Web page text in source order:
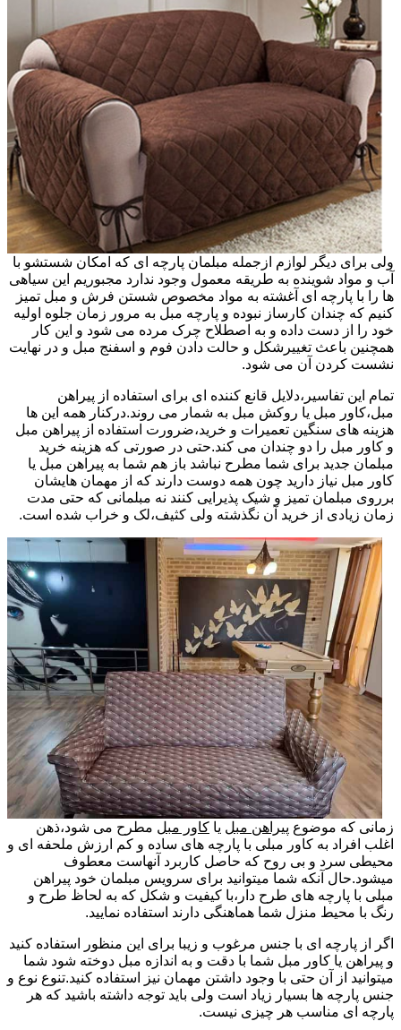
ولی برای دیگر لوازم ازجمله مبلمان پارچه ای که امکان شستشو با
آب و مواد شوینده به طریقه معمول وجود ندارد مجبوریم این سیاهی
ها را با پارچه ای آغشته به مواد مخصوص شستن فرش و مبل تمیز
کنیم که چندان کارساز نبوده و پارچه مبل به مرور زمان جلوه اولیه
خود را از دست داده و به اصطلاح چرک مرده می شود و این کار
همچنین باعث تغییرشکل و حالت دادن فوم و اسفنج مبل و در نهایت
نشست کردن آن می شود.
تمام این تفاسیر،دلایل قانع کننده ای برای استفاده از پیراهن
مبل،کاور مبل یا روکش مبل به شمار می روند.درکنار همه این ها
هزینه های سنگین تعمیرات و خرید،ضرورت استفاده از پیراهن مبل
و کاور مبل را دو چندان می کند.حتی در صورتی که هزینه خرید
مبلمان جدید برای شما مطرح نباشد باز هم شما به پیراهن مبل یا
کاور مبل نیاز دارید چون همه دوست دارند که از مهمان هایشان
برروی مبلمان تمیز و شیک پذیرایی کنند نه مبلمانی که حتی مدت
زمان زیادی از خرید آن نگذشته ولی کثیف،لک و خراب شده است.
زمانی که موضوع پیراهن مبل یا کاور مبل مطرح می شود،ذهن
اغلب افراد به کاور مبلی با پارچه های ساده و کم ارزش ملحفه ای و
محیطی سرد و بی روح که حاصل کاربرد آنهاست معطوف
میشود.حال آنکه شما میتوانید برای سرویس مبلمان خود پیراهن
مبلی با پارچه های طرح دار،با کیفیت و شکل که به لحاظ طرح و
رنگ با محیط منزل شما هماهنگی دارند استفاده نمایید.
اگر از پارچه ای با جنس مرغوب و زیبا برای این منظور استفاده کنید
و پیراهن یا کاور مبل شما با دقت و به اندازه مبل دوخته شود شما
میتوانید از آن حتی با وجود داشتن مهمان نیز استفاده کنید.تنوع نوع و
جنس پارچه ها بسیار زیاد است ولی باید توجه داشته باشید که هر
پارچه ای مناسب هر چیزی نیست.